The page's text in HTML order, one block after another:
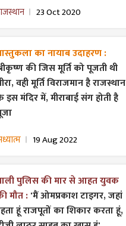
23 Oct 2020
का नायाब उदाहरण :
की जिस मूर्ति को पूजती थी
वही मूर्ति विराजमान है राजस्थान
इस मंदिर में, मीराबाई संग होती है
19 Aug 2022
पुलिस की मार से आहत युवक
मौत :'मैं ओमप्रकाश टाइगर, जहां
हूं राजपूतों का शिकार करता हूं,